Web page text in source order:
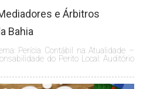
e Árbitros
Bahia
Perícia Contábil na Atualidade –
do Perito Local: Auditório